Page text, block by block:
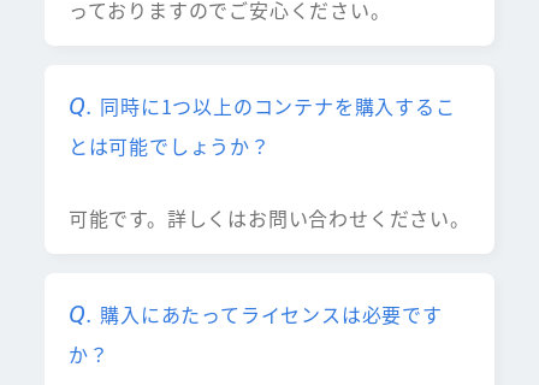
っておりますのでご安心ください。
同時に1つ以上のコンテナを購入するこ
とは可能でしょうか？
可能です。詳しくはお問い合わせください。
購入にあたってライセンスは必要です
か？